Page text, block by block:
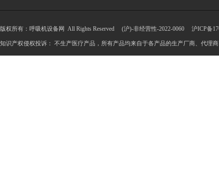
版权所有：呼吸机设备网 All Rights Reserved (沪)-非经营性-2022-0060 沪ICP备
知识产权侵权投诉： 不生产医疗产品，所有产品均来自于各产品的生产厂商、代理